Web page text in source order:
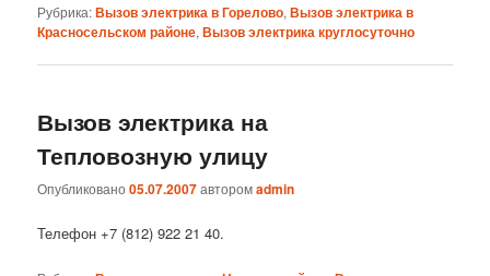
Рубрика:Вызов электрика в Горелово,Вызов электрика в
Красносельском районе,Вызов электрика круглосуточно
Вызов электрика на
Тепловозную улицу
Опубликовано05.07.2007авторомadmin
Телефон +7 (812) 922 21 40.